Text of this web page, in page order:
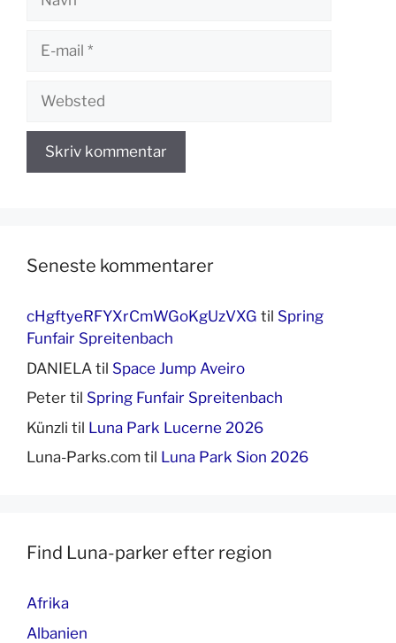
Websted
Seneste kommentarer
cHgftyeRFYXrCmWGoKgUzVXG til Spring
Funfair Spreitenbach
DANIELA til Space Jump Aveiro
Peter til Spring Funfair Spreitenbach
Künzli til Luna Park Lucerne 2026
Luna-Parks.com til Luna Park Sion 2026
Find Luna-parker efter region
Afrika
Albanien